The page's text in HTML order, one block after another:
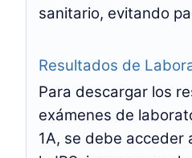
sanitario, evitando
Resultados de
Para descargar los
exámenes de
1A, se debe acceder